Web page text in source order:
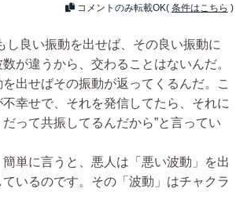
コメントのみ転載OK( 条件はこちら )
良い振動を出せば、その良い振動に
が違うから、交わることはないんだ。
出せばその振動が返ってくるんだ。こ
幸せで、それを発信してたら、それに
って共振してるんだから”と言ってい
単に言うと、悪人は「悪い波動」を出
いるのです。その「波動」はチャクラ